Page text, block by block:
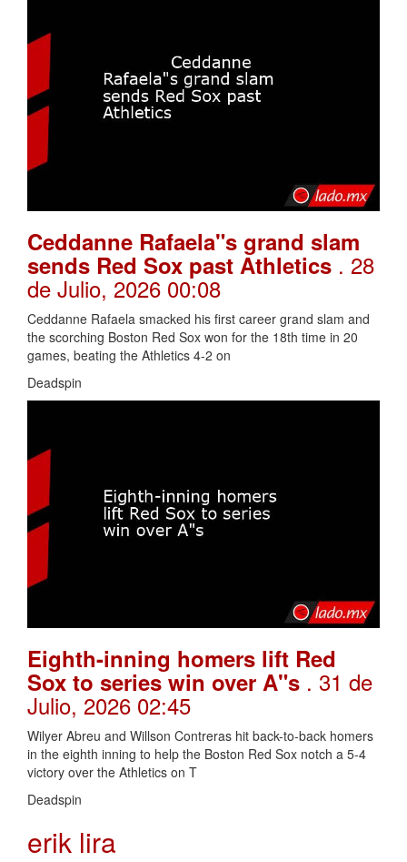
Ceddanne Rafaela"s grand slam
sends Red Sox past Athletics . 28
de Julio, 2026 00:08
Ceddanne Rafaela smacked his first career grand slam and
the scorching Boston Red Sox won for the 18th time in 20
games, beating the Athletics 4-2 on
Deadspin
Eighth-inning homers lift Red
Sox to series win over A"s . 31 de
Julio, 2026 02:45
Wilyer Abreu and Willson Contreras hit back-to-back homers
in the eighth inning to help the Boston Red Sox notch a 5-4
victory over the Athletics on T
Deadspin
erik lira